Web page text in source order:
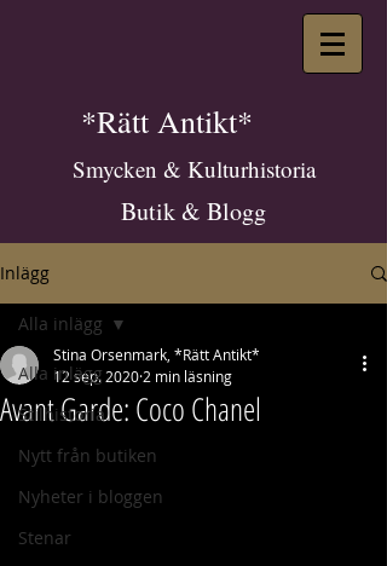
*Rätt Antikt*
Smycken & Kulturhistoria
Butik & Blogg
Inlägg
Alla inlägg
Stilhistoria
Nytt från butiken
Nyheter i bloggen
Stenar
Alla inlägg
Avant Garde: Coco Chanel
Stina Orsenmark, *Rätt Antikt*
12 sep. 2020 2 min läsning